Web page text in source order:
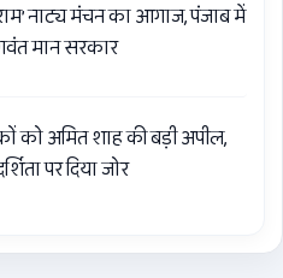
नाट्य मंचन का आगाज, पंजाब में
मान सरकार
को अमित शाह की बड़ी अपील,
पर दिया जोर